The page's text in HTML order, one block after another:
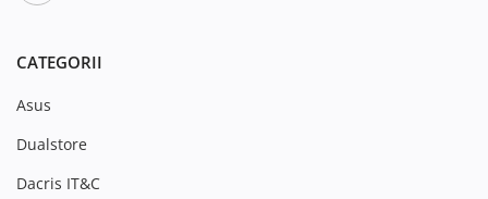
CATEGORII
Asus
Dualstore
Dacris IT&C